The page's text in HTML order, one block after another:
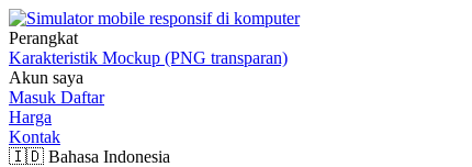
Perangkat
Karakteristik Mockup (PNG transparan)
Akun saya
Masuk Daftar
Harga
Kontak
🇮🇩 Bahasa Indonesia